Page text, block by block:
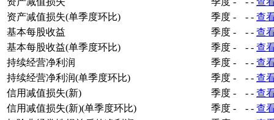
资产减值损失(单季度环比)
季度 - - - 查
基本每股收益
季度 - - - 查
基本每股收益(单季度环比)
季度 - - - 查
持续经营净利润
季度 - - - 查
持续经营净利润(单季度环比)
季度 - - - 查
信用减值损失(新)
季度 - - - 查
信用减值损失(新)(单季度环比)
季度 - - - 查